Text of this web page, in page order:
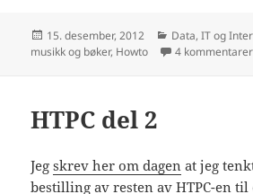
Publisert
15. desember, 2012 Kategorier
Data, IT og
musikk og bøker, Howto 4 kommentarer
HTPC del 2
Jegskrev her om dagen at jeg
bestilling av resten av HTPC-en til